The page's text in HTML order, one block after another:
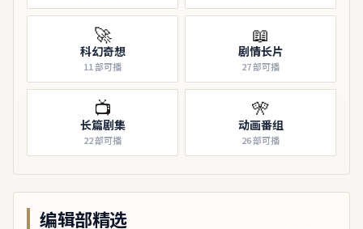
🚀
科幻奇想
11部可播
📖
剧情长片
27部可播
📺
长篇剧集
22部可播
🎌
动画番组
26部可播
编辑部精选